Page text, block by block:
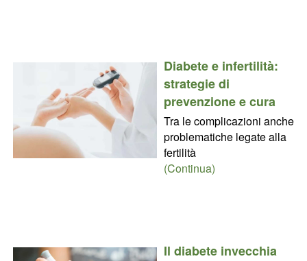
Diabete e infertilità:
strategie di
prevenzione e cura
Tra le complicazioni anche
problematiche legate alla
fertilità
(Continua)
Il diabete invecchia